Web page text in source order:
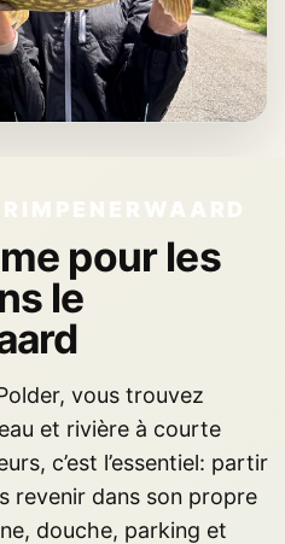
pour les
le
vous trouvez
et rivière à courte
c’est l’essentiel: partir
revenir dans son propre
douche, parking et